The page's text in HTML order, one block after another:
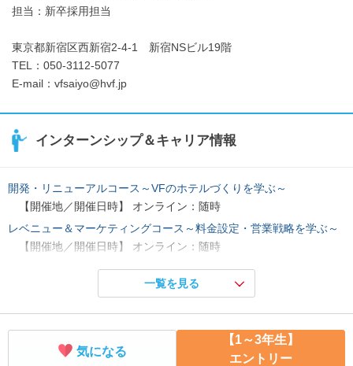
担当：新卒採用担当
東京都新宿区西新宿2-4-1 新宿NSビル19階
TEL：050-3112-5077
E-mail：vfsaiyo@hvf.jp
インターンシップ＆キャリア情報
開発・リニューアルコース～VFのホテルづくりを学ぶ～
【開催地／開催日時】 オンライン：随時
レベニュー＆マーケティングコース～料金設定・営業戦略を学ぶ～
【開催地／開催日時】 オンライン：随時
接遇シミュレーションで、人間力アップ！
【開催地／開催日時】 オンライン：随時
一覧を見る
気になる
【1～3年生】
エントリー